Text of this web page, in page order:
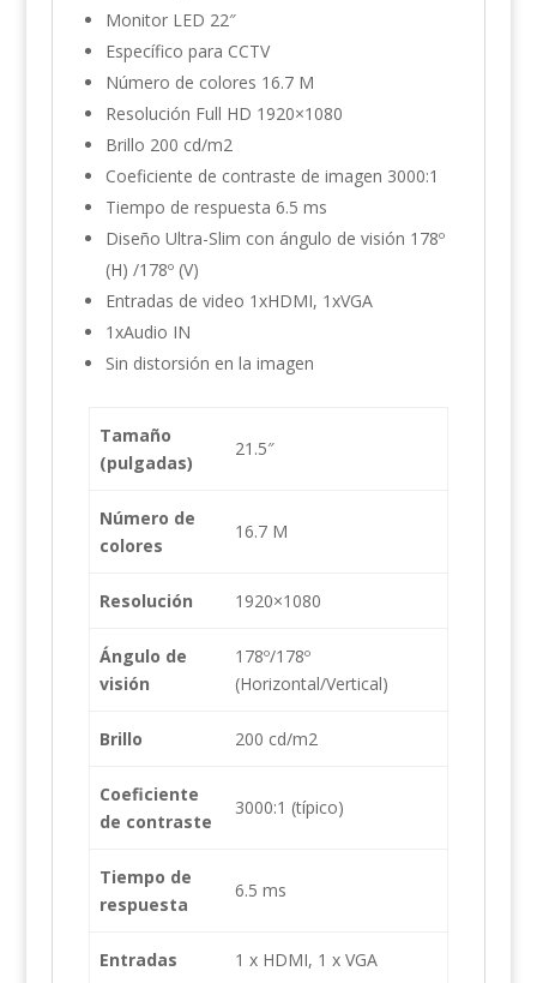
Monitor LED 22″
Específico para CCTV
Número de colores 16.7 M
Resolución Full HD 1920×1080
Brillo 200 cd/m2
Coeficiente de contraste de imagen 3000:1
Tiempo de respuesta 6.5 ms
Diseño Ultra-Slim con ángulo de visión 178º
(H) /178º (V)
Entradas de video 1xHDMI, 1xVGA
1xAudio IN
Sin distorsión en la imagen
Tamaño
(pulgadas)
21.5″
Número de
colores
16.7 M
Resolución 1920×1080
Ángulo de
visión
178º/178º
(Horizontal/Vertical)
Brillo 200 cd/m2
Coeficiente
de contraste
3000:1 (típico)
Tiempo de
respuesta
6.5 ms
Entradas 1 x HDMI, 1 x VGA